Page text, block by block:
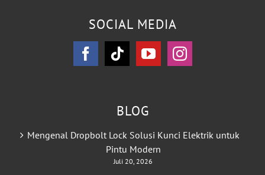
SOCIAL MEDIA
BLOG
Mengenal Dropbolt Lock Solusi Kunci Elektrik untuk
Pintu Modern
Juli 20, 2026